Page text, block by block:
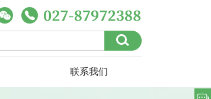
联系我们